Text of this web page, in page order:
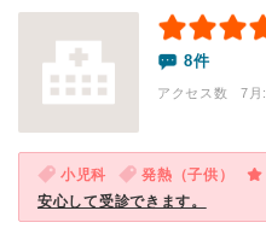
8件
アクセス数 7月:
小児科 発熱（子供）
安心して受診できます。